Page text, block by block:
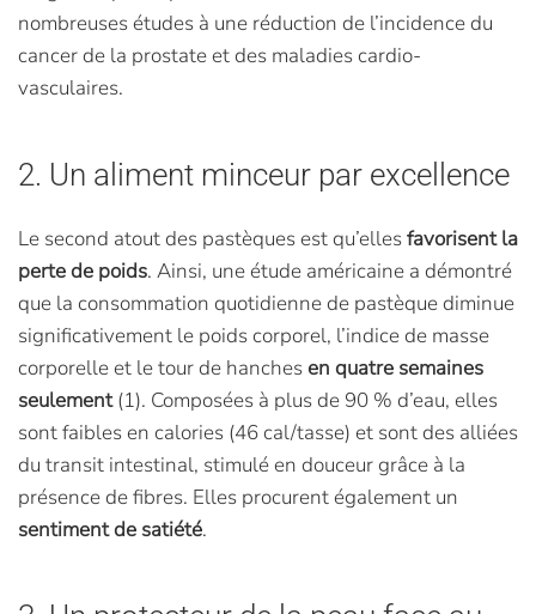
nombreuses études à une réduction de l’incidence du
cancer de la prostate et des maladies cardio-
vasculaires.
2. Un aliment minceur par excellence
Le second atout des pastèques est qu’ellesfavorisent la
perte de poids. Ainsi, une étude américaine a démontré
que la consommation quotidienne de pastèque diminue
significativement le poids corporel, l’indice de masse
corporelle et le tour de hanchesen quatre semaines
seulement(1). Composées à plus de 90 % d’eau, elles
sont faibles en calories (46 cal/tasse) et sont des alliées
du transit intestinal, stimulé en douceur grâce à la
présence de fibres. Elles procurent également un
sentiment de satiété.